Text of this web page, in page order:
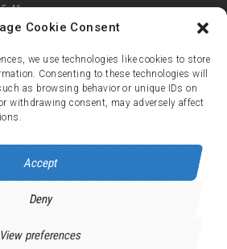
Cookie Consent
we use technologies like cookies to store
Consenting to these technologies will
as browsing behavior or unique IDs on
withdrawing consent, may adversely affect
Accept
Deny
View preferences
41
légales